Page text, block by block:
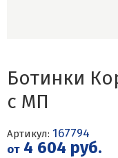
Ботинки
с МП
Артикул: 167794
от4 604 руб.